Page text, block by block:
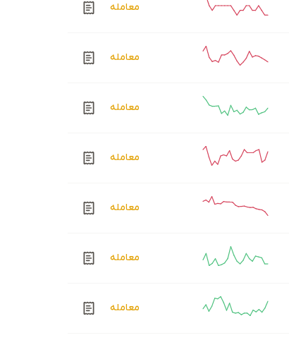
معامله
معامله
معامله
معامله
معامله
معامله
معامله